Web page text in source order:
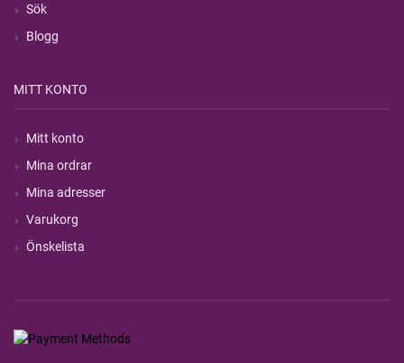
Sök
Blogg
MITT KONTO
Mitt konto
Mina ordrar
Mina adresser
Varukorg
Önskelista